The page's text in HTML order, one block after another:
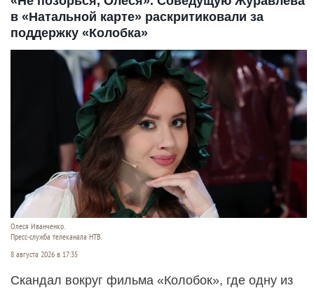
в «Натальной карте» раскритиковали за
поддержку «Колобка»
Олеся Иванченко.
Пресс-служба телеканала НТВ.
8 августа 2026 в 17:35
Скандал вокруг фильма «Колобок», где одну из